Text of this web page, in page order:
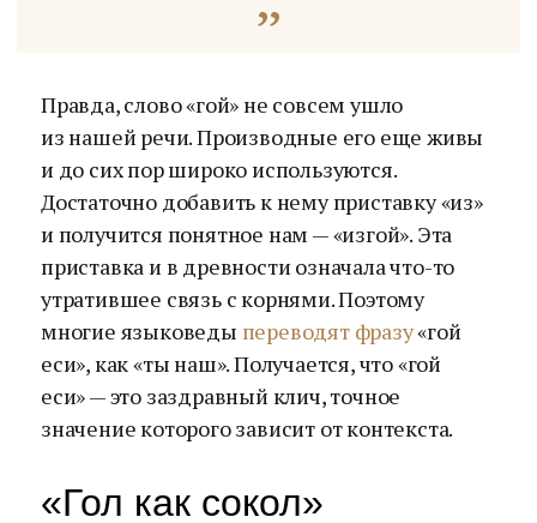
Правда, слово «гой» не совсем ушло
из нашей речи. Производные его еще живы
и до сих пор широко используются.
Достаточно добавить к нему приставку «из»
и получится понятное нам — «изгой». Эта
приставка и в древности означала что-то
утратившее связь с корнями. Поэтому
многие языковеды переводят фразу«гой
еси», как «ты наш». Получается, что «гой
еси» — это заздравный клич, точное
значение которого зависит от контекста.
«Гол как сокол»